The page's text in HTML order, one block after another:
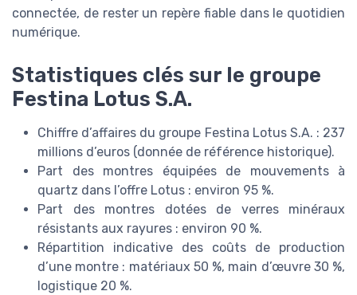
connectée, de rester un repère fiable dans le quotidien
numérique.
Statistiques clés sur le groupe
Festina Lotus S.A.
Chiffre d’affaires du groupe Festina Lotus S.A. : 237
millions d’euros (donnée de référence historique).
Part des montres équipées de mouvements à
quartz dans l’offre Lotus : environ 95 %.
Part des montres dotées de verres minéraux
résistants aux rayures : environ 90 %.
Répartition indicative des coûts de production
d’une montre : matériaux 50 %, main d’œuvre 30 %,
logistique 20 %.